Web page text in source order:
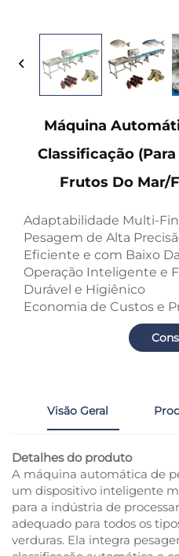
Máquina
Classificação
Frutos Do
Adaptabilidade Multi-
Pesagem de Alta
Eficiente e com Baixo
Operação Inteligente e
Durável e Higiênico
Economia de Custos e
Visão Geral
Detalhes do produto
A máquina automática de
um dispositivo inteligente
para a indústria de
adequado para todos os
verduras. Ela integra